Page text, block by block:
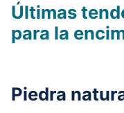
Últimas
para la
Piedra